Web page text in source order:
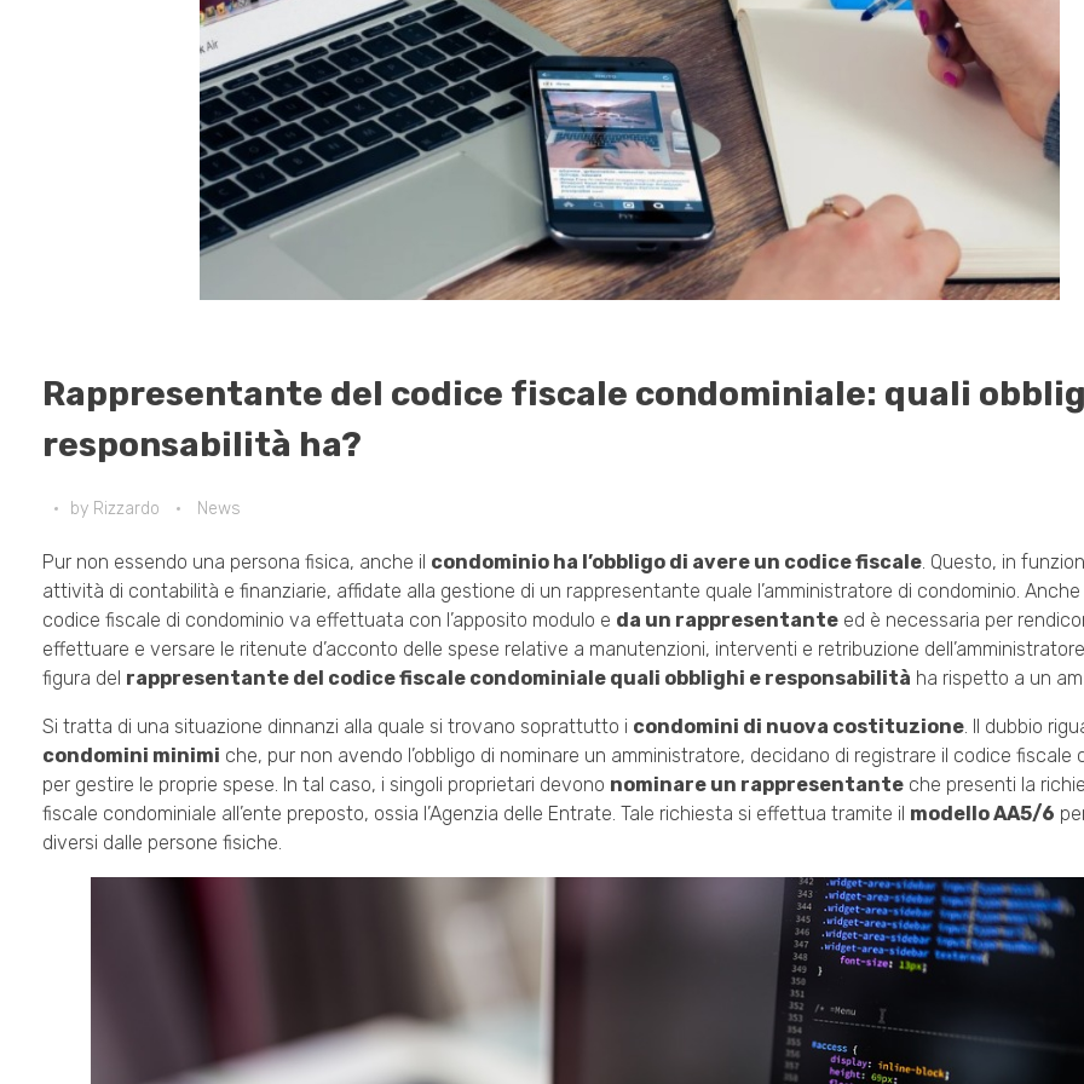
Rappresentante del codice fiscale condominiale: quali
responsabilità ha?
by Rizzardo News
Pur non essendo una persona fisica, anche il condominio ha l’obbligo di avere un codice fiscale . Questo, in
attività di contabilità e finanziarie, affidate alla gestione di un rappresentante quale l’amministratore di condominio.
codice fiscale di condominio va effettuata con l’apposito modulo e da un rappresentante ed è necessaria per
effettuare e versare le ritenute d’acconto delle spese relative a manutenzioni, interventi e retribuzione
figura del rappresentante del codice fiscale condominiale quali obblighi e responsabilità ha rispetto a un
Si tratta di una situazione dinnanzi alla quale si trovano soprattutto i condomini di nuova costituzione . Il dubbio
condomini minimi che, pur non avendo l’obbligo di nominare un amministratore, decidano di registrare il codice fiscale
per gestire le proprie spese. In tal caso, i singoli proprietari devono nominare un rappresentante che presenti la
fiscale condominiale all’ente preposto, ossia l’Agenzia delle Entrate. Tale richiesta si effettua tramite il modello AA5/6
diversi dalle persone fisiche.